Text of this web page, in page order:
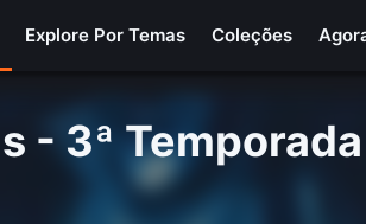
Explore Por Temas Coleções
- 3ª Temporada